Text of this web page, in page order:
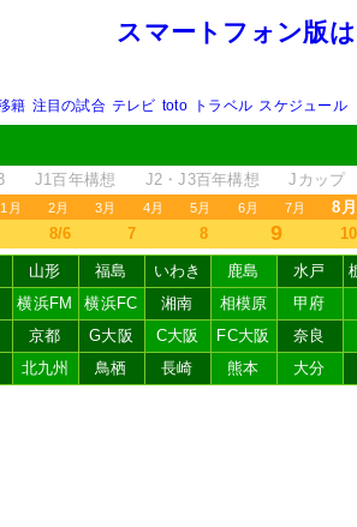
スマートフォン版
籍 注目の試合 テレビ toto トラベル スケジュール
J1百年構想 J2・J3百年構想 Jカップ
1月 2月 3月 4月 5月 6月 7月 8月
8/6 7 8 9 10
山形 福島 いわき 鹿島 水戸
横浜FM 横浜FC 湘南 相模原 甲府
京都 G大阪 C大阪 FC大阪 奈良
北九州 鳥栖 長崎 熊本 大分